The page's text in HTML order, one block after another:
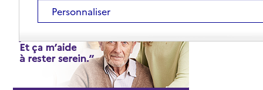
Personnaliser